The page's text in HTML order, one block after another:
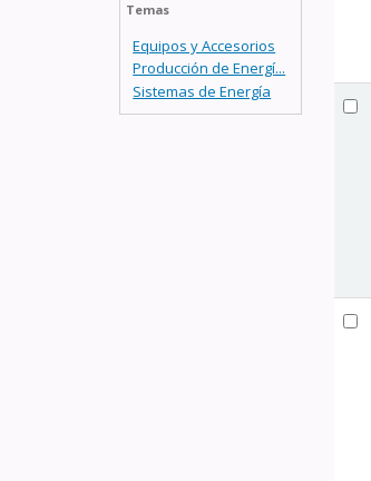
Temas
Equipos y Accesorios
Producción de Energí...
Sistemas de Energía